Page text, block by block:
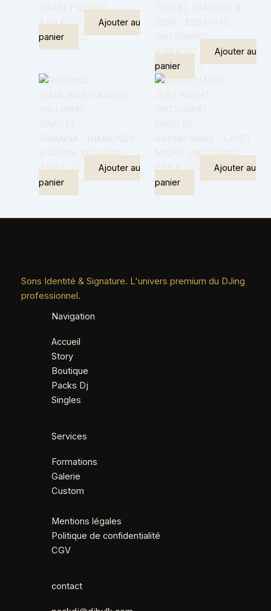
(FAMILY REMIX)
4,99€
Ajouter au
panier
TITO EL BAMBINO &
ZION – ESCAPATE
(INTROMIX)
4,99€
Ajouter au
panier
SINGLES
RIHANNA – DIAMONDS
(I ADORE YOU RMX)
3,99€
Ajouter au
panier
SINGLES
BRUNO MARS – I JUST
MIGHT (INTROMIX)
2,99€
Ajouter au
panier
Sons Identité & Signature. L'univers premium du DJing
professionnel.
Navigation
Accueil
Story
Boutique
Packs Dj
Singles
Services
Formations
Galerie
Custom
Mentions légales
Politique de confidentialité
CGV
contact